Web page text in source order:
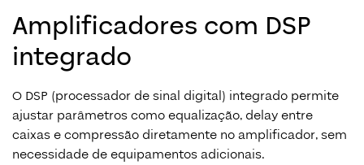
Amplificadores com DSP
integrado
O DSP (processador de sinal digital) integrado permite
ajustar parâmetros como equalização, delay entre
caixas e compressão diretamente no amplificador, sem
necessidade de equipamentos adicionais.